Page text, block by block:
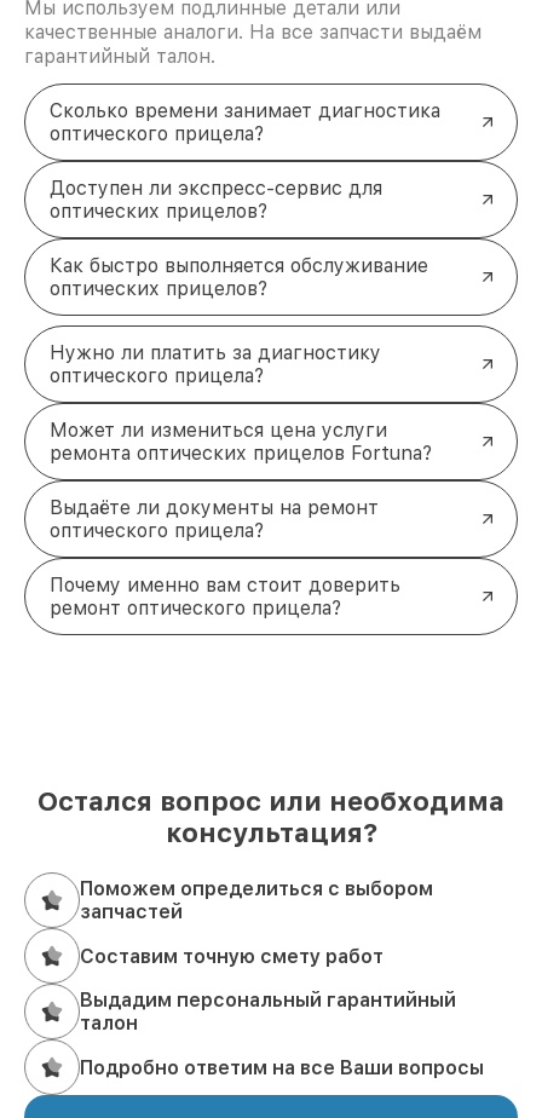
Мы используем подлинные детали или
качественные аналоги. На все запчасти выдаём
гарантийный талон.
Сколько времени занимает диагностика
оптического прицела?
Доступен ли экспресс-сервис для
оптических прицелов?
Как быстро выполняется обслуживание
оптических прицелов?
Нужно ли платить за диагностику
оптического прицела?
Может ли измениться цена услуги
ремонта оптических прицелов Fortuna?
Выдаёте ли документы на ремонт
оптического прицела?
Почему именно вам стоит доверить
ремонт оптического прицела?
Остался вопрос или необходима
консультация?
Поможем определиться с выбором
запчастей
Составим точную смету работ
Выдадим персональный гарантийный
талон
Подробно ответим на все Ваши вопросы